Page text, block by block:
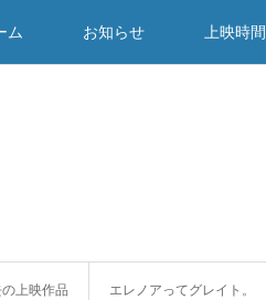
ム お知らせ 上映時間
上映作品 エレノアってグレイト。